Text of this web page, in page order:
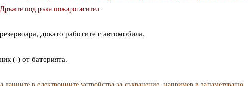
под ръка пожарогасител.
докато работите с автомобила.
(-) от батерията.